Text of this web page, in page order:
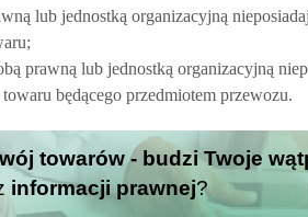
lub jednostką organizacyjną
prawną lub jednostką organizacyjną
będącego przedmiotem przewozu.
towarów - budzi Twoje
informacji prawnej?